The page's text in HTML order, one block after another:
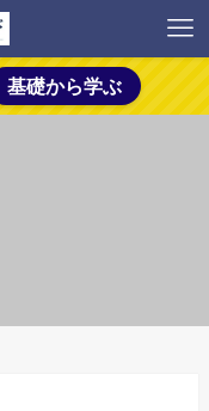
基礎から学ぶ